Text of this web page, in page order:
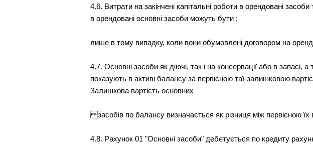
4.6. Витрати на закінчені капітальні роботи в орендовані
в орендовані основні засоби можуть бути ;
лише в тому випадку, коли вони обумовлені договором на
4.7. Основні засоби як діючі, так і на консервації або в запасі,
показують в активі балансу за первісною таї-залишковою
Залишкова вартість основних
засобів по балансу визначається як різниця між первісною їх
4.8. Рахунок 01 "Основні засоби" дебетується по кредиту